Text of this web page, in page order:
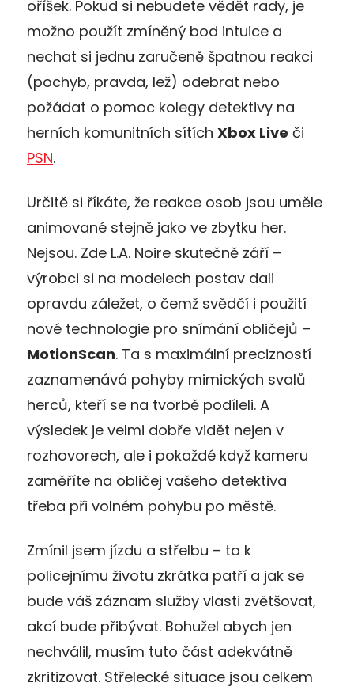
oříšek. Pokud si nebudete vědět rady, je
možno použít zmíněný bod intuice a
nechat si jednu zaručeně špatnou reakci
(pochyb, pravda, lež) odebrat nebo
požádat o pomoc kolegy detektivy na
herních komunitních sítích Xbox Live či
PSN.
Určitě si říkáte, že reakce osob jsou uměle
animované stejně jako ve zbytku her.
Nejsou. Zde L.A. Noire skutečně září –
výrobci si na modelech postav dali
opravdu záležet, o čemž svědčí i použití
nové technologie pro snímání obličejů –
MotionScan. Ta s maximální precizností
zaznamenává pohyby mimických svalů
herců, kteří se na tvorbě podíleli. A
výsledek je velmi dobře vidět nejen v
rozhovorech, ale i pokaždé když kameru
zaměříte na obličej vašeho detektiva
třeba při volném pohybu po městě.
Zmínil jsem jízdu a střelbu – ta k
policejnímu životu zkrátka patří a jak se
bude váš záznam služby vlasti zvětšovat,
akcí bude přibývat. Bohužel abych jen
nechválil, musím tuto část adekvátně
zkritizovat. Střelecké situace jsou celkem